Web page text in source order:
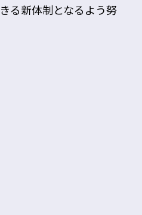
る新体制となるよう努